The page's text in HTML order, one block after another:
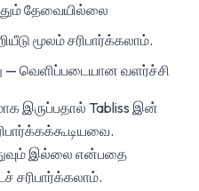
தேவையில்லை
மூலம் சரிபார்க்கலாம்.
— வெளிப்படையான வளர்ச்சி
இருப்பதால் Tabliss இன்
இல்லை என்பதை
சரிபார்க்கலாம்.